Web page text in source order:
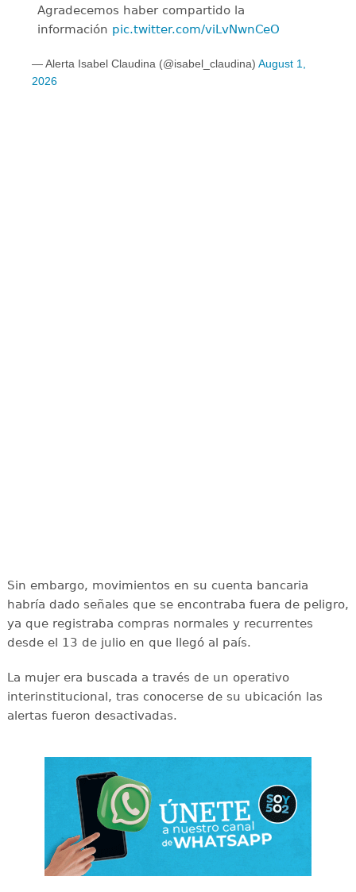
Agradecemos haber compartido la
información pic.twitter.com/viLvNwnCeO
— Alerta Isabel Claudina (@isabel_claudina) August 1,
2026
Sin embargo, movimientos en su cuenta bancaria
habría dado señales que se encontraba fuera de peligro,
ya que registraba compras normales y recurrentes
desde el 13 de julio en que llegó al país.
La mujer era buscada a través de un operativo
interinstitucional, tras conocerse de su ubicación las
alertas fueron desactivadas.